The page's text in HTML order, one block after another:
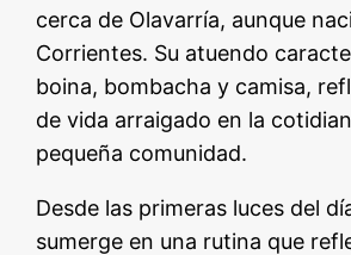
cerca de Olavarría, aunque
Corrientes. Su atuendo
boina, bombacha y camisa,
de vida arraigado en la
pequeña comunidad.
Desde las primeras luces del
sumerge en una rutina que